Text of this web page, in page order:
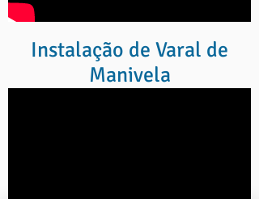
Instalação de Varal de
Manivela